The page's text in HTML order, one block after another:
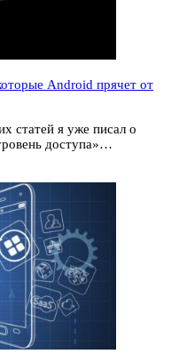
Android прячет от
статей я уже писал о
доступа»…